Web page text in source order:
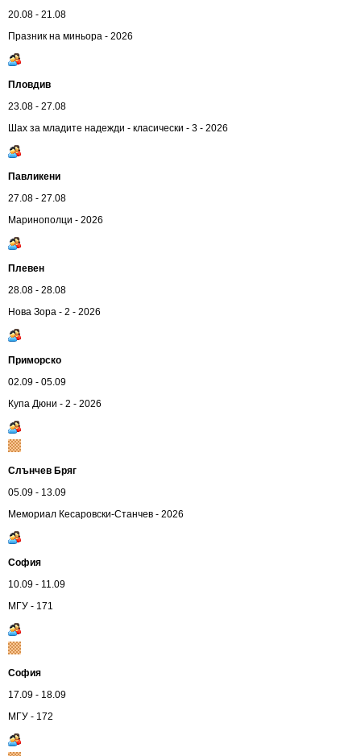
20.08 - 21.08
Празник на миньора - 2026
Пловдив
23.08 - 27.08
Шах за младите надежди - класически - 3 - 2026
Павликени
27.08 - 27.08
Маринополци - 2026
Плевен
28.08 - 28.08
Нова Зора - 2 - 2026
Приморско
02.09 - 05.09
Купа Дюни - 2 - 2026
Слънчев Бряг
05.09 - 13.09
Мемориал Кесаровски-Станчев - 2026
София
10.09 - 11.09
МГУ - 171
София
17.09 - 18.09
МГУ - 172